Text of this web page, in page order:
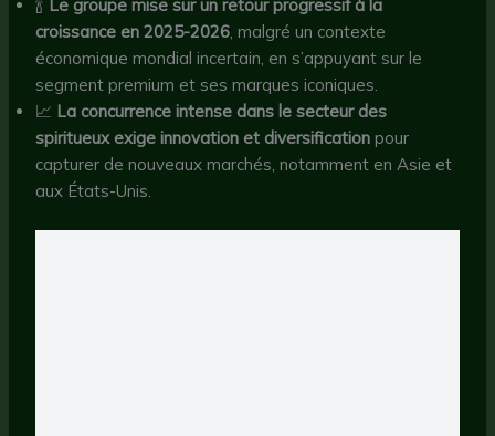
🍾 Le groupe mise sur un retour progressif à la
croissance en 2025-2026, malgré un contexte
économique mondial incertain, en s’appuyant sur le
segment premium et ses marques iconiques.
📈 La concurrence intense dans le secteur des
spiritueux exige innovation et diversification pour
capturer de nouveaux marchés, notamment en Asie et
aux États-Unis.